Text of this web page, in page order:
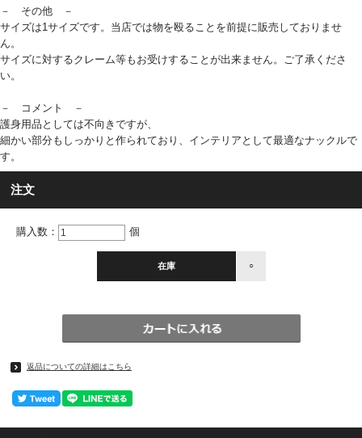
－ その他 －
サイズは1サイズです。当店では物を殴ることを前提に販売しておりませ
ん。
サイズに対するクレーム等もお受けすることが出来ません。ご了承くださ
い。
－ コメント －
護身用品としては不向きですが、
細かい部分もしっかりと作られており、インテリアとして最適なナックルで
す。
注文
購入数： 個
在庫 ○
返品についての詳細はこちら